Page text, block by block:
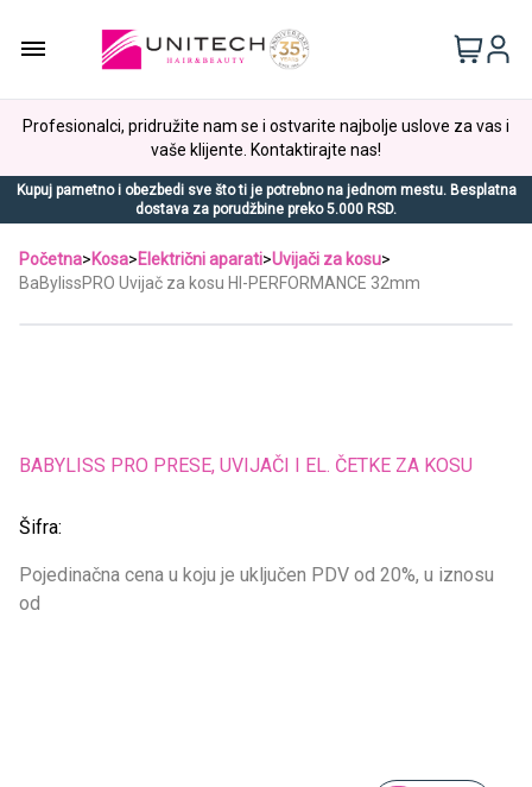
Profesionalci, pridružite nam se i ostvarite najbolje uslove za vas i
vaše klijente. Kontaktirajte nas!
Kupuj pametno i obezbedi sve što ti je potrebno na jednom mestu. Besplatna
dostava za porudžbine preko 5.000 RSD.
Početna>Kosa>Električni aparati>Uvijači za kosu>
BaBylissPRO Uvijač za kosu HI-PERFORMANCE 32mm
BABYLISS PRO PRESE, UVIJAČI I EL. ČETKE ZA KOSU
Šifra:
Pojedinačna cena u koju je uključen PDV od 20%, u iznosu
od